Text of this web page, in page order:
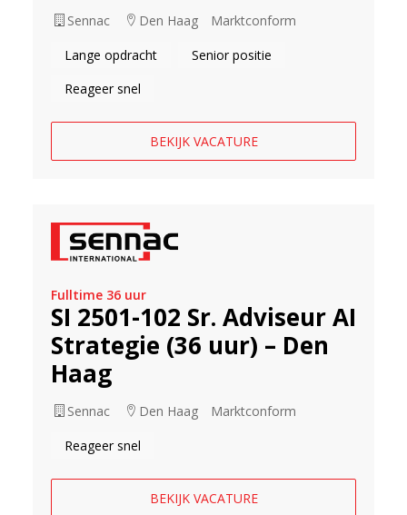
Sennac Den Haag
Marktconform
Lange opdracht
Senior positie
Reageer snel
BEKIJK VACATURE
Fulltime 36 uur
SI 2501-102 Sr. Adviseur AI
Strategie (36 uur) – Den
Haag
Sennac Den Haag
Marktconform
Reageer snel
BEKIJK VACATURE